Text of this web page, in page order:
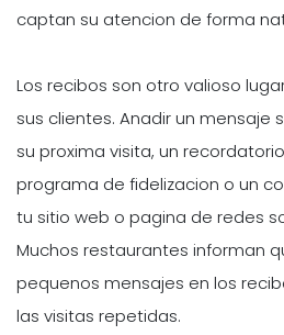
captan su atencion de forma
Los recibos son otro valioso
sus clientes. Anadir un mensaje
su proxima visita, un
programa de fidelizacion o un
tu sitio web o pagina de redes
Muchos restaurantes informan
pequenos mensajes en los
las visitas repetidas.